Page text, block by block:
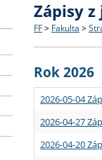
Struktura
Strategie
Podpora
Co
Učitelské
Rigorózní
O vědě a
Granty a
Aktuální
Zápisy
FF > Fakulta >
Rok 2026
2026-05-04
2026-04-27
2026-04-20